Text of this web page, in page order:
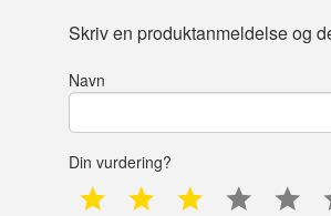
Skriv en produktanmeldelse og
Navn
Din vurdering?
1 star 2 star 3 star 4 star